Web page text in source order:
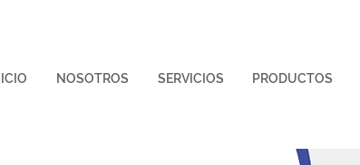
NOSOTROS SERVICIOS PRODUCTOS